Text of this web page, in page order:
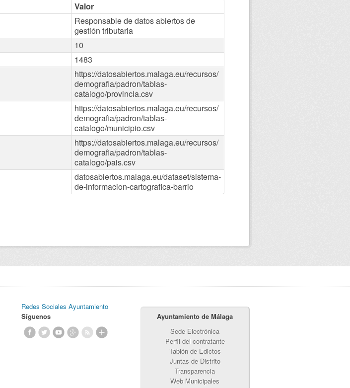
Valor
Responsable de datos abiertos de
gestión tributaria
10
1483
https://datosabiertos.malaga.eu/recursos/
demografia/padron/tablas-
catalogo/provincia.csv
https://datosabiertos.malaga.eu/recursos/
demografia/padron/tablas-
catalogo/municipio.csv
https://datosabiertos.malaga.eu/recursos/
demografia/padron/tablas-
catalogo/pais.csv
datosabiertos.malaga.eu/dataset/sistema-
de-informacion-cartografica-barrio
Redes Sociales Ayuntamiento
Síguenos
Ayuntamiento de Málaga
Sede Electrónica
Perfil del contratante
Tablón de Edictos
Juntas de Distrito
Transparencia
Web Municipales